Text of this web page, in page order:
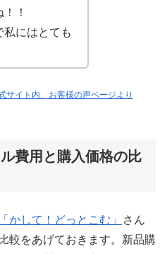
！
私にはとても
サイト内、お客様の声ページより
費用と購入価格の比
「かして！どっとこむ」
さん
較をあげておきます。新品購